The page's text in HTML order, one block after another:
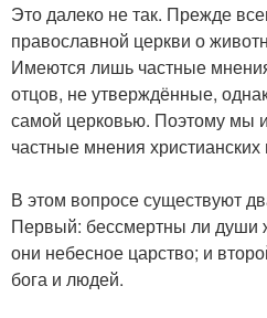
Это далеко не так. Прежде
православной церкви о
Имеются лишь частные
отцов, не утверждённые,
самой церковью. Поэтому мы
частные мнения
В этом вопросе существуют
Первый: бессмертны ли души
они небесное царство; и
бога и людей.